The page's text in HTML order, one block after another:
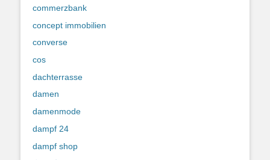
commerzbank
concept immobilien
converse
cos
dachterrasse
damen
damenmode
dampf 24
dampf shop